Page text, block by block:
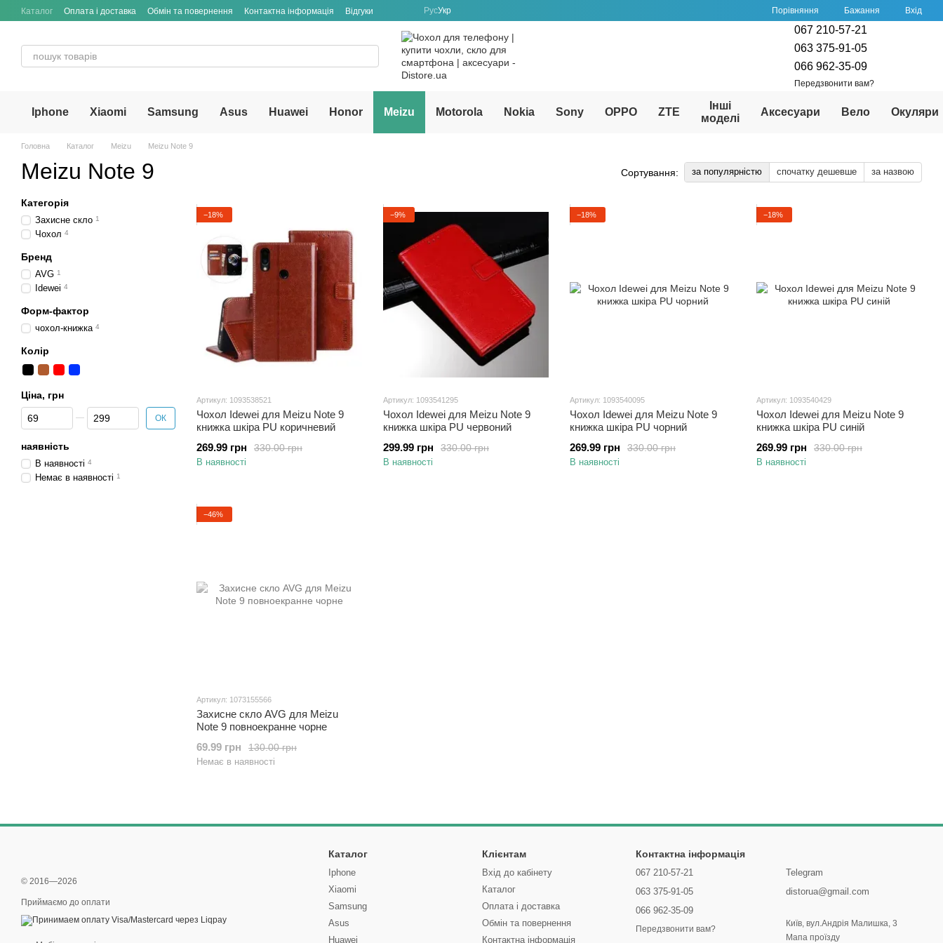
Перейти до основного контенту
Каталог Оплата і доставка Обмін та повернення Контактна інформація Відгуки РусУкр Порівняння Бажання Вхід
067 210-57-21
063 375-91-05
066 962-35-09
Передзвонити вам?
Iphone Xiaomi Samsung Asus Huawei Honor Meizu Motorola Nokia Sony OPPO ZTE
Інші
моделі
Аксесуари Вело Окуляри
Головна Каталог Meizu Meizu Note 9
Meizu Note 9 Сортування: за популярністю спочатку дешевше за назвою
−18%
Артикул: 1093538521
Чохол Idewei для Meizu Note 9
книжка шкіра PU коричневий
330.00 грн
269.99 грн
В наявності
−9%
Артикул: 1093541295
Чохол Idewei для Meizu Note 9
книжка шкіра PU червоний
330.00 грн
299.99 грн
В наявності
−18%
Артикул: 1093540095
Чохол Idewei для Meizu Note 9
книжка шкіра PU чорний
330.00 грн
269.99 грн
В наявності
−18%
Артикул: 1093540429
Чохол Idewei для Meizu Note 9
книжка шкіра PU синій
330.00 грн
269.99 грн
В наявності
−46%
Артикул: 1073155566
Захисне скло AVG для Meizu
Note 9 повноекранне чорне
130.00 грн
69.99 грн
Немає в наявності
Категорія
Захисне скло 1
Чохол 4
Бренд
AVG 1
Idewei 4
Форм-фактор
чохол-книжка 4
Колір
Ціна, грн
Від Ціна, грн
До Ціна, грн ОК
наявність
В наявності 4
Немає в наявності 1
© 2016—2026
Приймаємо до оплати
Каталог
Iphone
Xiaomi
Samsung
Asus
Huawei
Клієнтам
Вхід до кабінету
Каталог
Оплата і доставка
Обмін та повернення
Контактна інформація
Контактна інформація
067 210-57-21
063 375-91-05
066 962-35-09
Передзвонити вам?
Telegram
distorua@gmail.com
Київ, вул.Андрія Малишка, 3
Мапа проїзду